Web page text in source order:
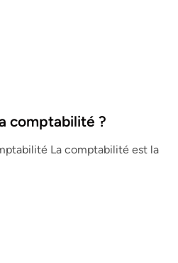
comptabilité ?
La comptabilité est la